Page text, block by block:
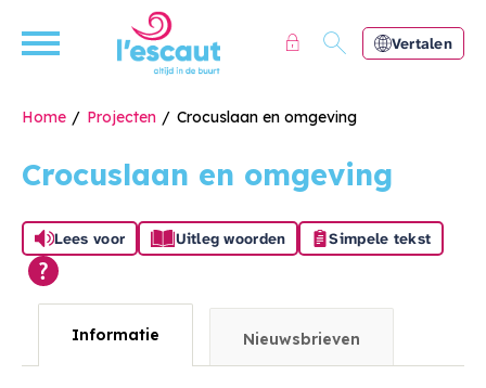
Naar hoofdinhoud
Naar hoofdnavigatiemenu
Naar zoeken
Naar de homepage
Ga naar Hoofd
Vertalen
Home Projecten Crocuslaan en omgeving
Crocuslaan en omgeving
Lees voor Uitleg woorden Simpele tekst
Informatie Nieuwsbrieven